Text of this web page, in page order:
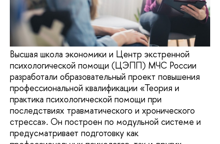
Высшая школа экономики и Центр экстренной
психологической помощи (ЦЭПП) МЧС России
разработали образовательный проект повышения
профессиональной квалификации «Теория и
практика психологической помощи при
последствиях травматического и хронического
стресса». Он построен по модульной системе и
предусматривает подготовку как